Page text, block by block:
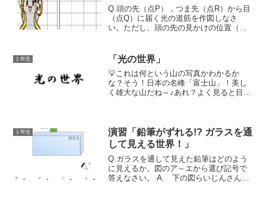
Q.頭の先（点P），つま先（点R）から目
（点Q）に届く光の道筋を作図しなさ
い。ただし、頭の先の見かけの位置（点
さん頭の先は角のことやで！今から解説
するで！ ↑ ...
１年生 「光の世界」
💡これは何という山の写真かわかるか
な？そう！日本の名峰「富士山」！美し
く雄大な山だね～♪あれ？よく見ると目の
る～？それでは早速いって...
１年生
演習「鉛筆がずれる!? ガラスを通
して見える世界！」
Q.ガラスを通して見えた鉛筆はどのよう
に見えるか。図のア～エから選び記号で
答えなさい。 A. 下の図らいじんさんま